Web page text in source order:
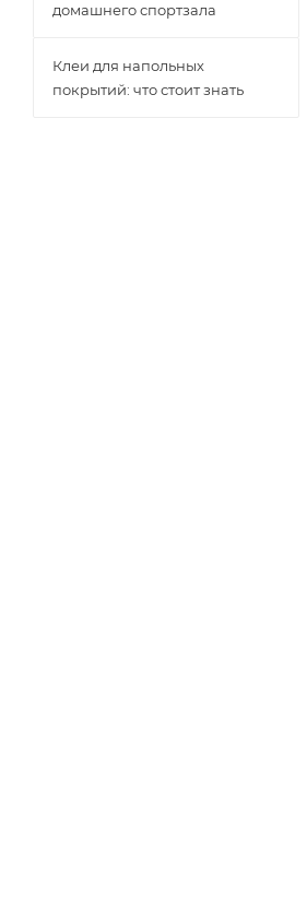
домашнего спортзала
Клеи для напольных
покрытий: что стоит знать